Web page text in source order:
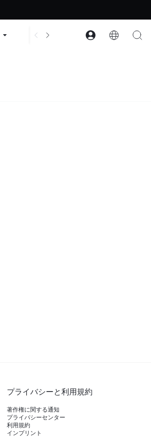
アクセサリー コレクション
プライバシーと利用規約
著作権に関する通知
プライバシーセンター
利用規約
インプリント